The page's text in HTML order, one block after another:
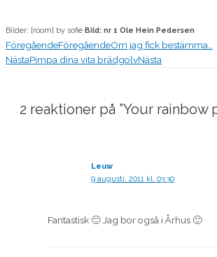
Bilder: [room] by sofie Bild: nr 1 Ole Hein Pedersen
FöregåendeFöregåendeOm jag fick bestämma…
NästaPimpa dina vita brädgolvNästa
2 reaktioner på ”Your rainbow
Leuw
9 augusti, 2011 kl. 03:30
Fantastisk 🙂 Jag bor også i Århus 🙂